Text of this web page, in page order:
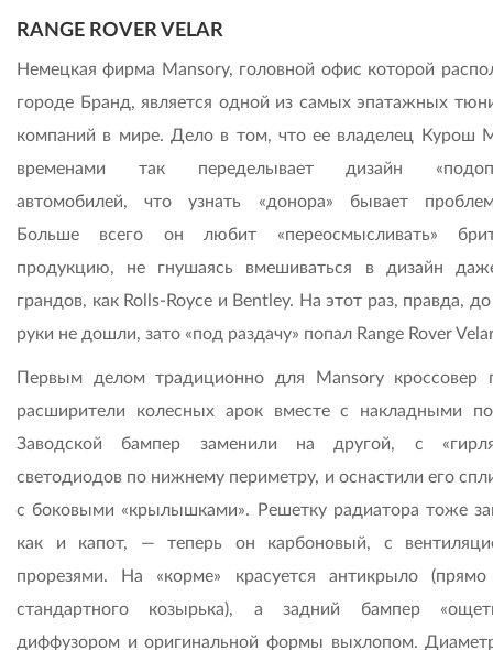
RANGE ROVER VELAR
Немецкая фирма Mansory, головной офис которой
городе Бранд, является одной из самых эпатажных
компаний в мире. Дело в том, что ее владелец Курош
временами так переделывает дизайн
автомобилей, что узнать «донора» бывает
Больше всего он любит «переосмысливать»
продукцию, не гнушаясь вмешиваться в дизайн
грандов, как Rolls-Royce и Bentley. На этот раз, правда,
руки не дошли, зато «под раздачу» попал Range Rover
Первым делом традиционно для Mansory кроссовер
расширители колесных арок вместе с накладными
Заводской бампер заменили на другой, с
светодиодов по нижнему периметру, и оснастили его
с боковыми «крылышками». Решетку радиатора тоже
как и капот, — теперь он карбоновый, с
прорезями. На «корме» красуется антикрыло (прямо
стандартного козырька), а задний бампер
диффузором и оригинальной формы выхлопом.